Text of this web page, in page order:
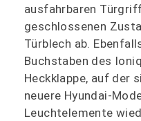
ausfahrbaren
geschlossenen
Türblech ab.
Buchstaben des
Heckklappe, auf der
neuere Hyundai-
Leuchtelemente